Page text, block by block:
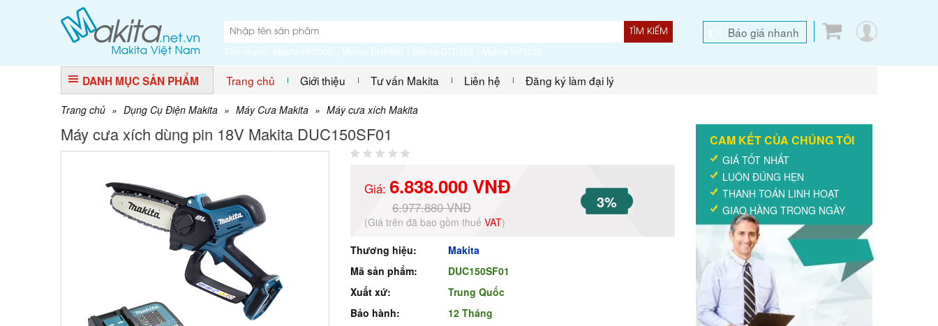
TÌM KIẾM
Tìm nhanh: Makita HP0300 Makita DHP485 Makita DTD156 Makita HP1630
Báo giá nhanh
DANH MỤC SẢN PHẨM Trang chủ Giới thiệu Tư vấn Makita Liên hệ Đăng ký làm đại lý
Trang chủ » Dụng Cụ Điện Makita » Máy Cưa Makita » Máy cưa xích Makita
Máy cưa xích dùng pin 18V Makita DUC150SF01
Giá: 6.838.000 VNĐ
6.977.880 VNĐ 3%
(Giá trên đã bao gồm thuế VAT)
Thương hiệu:
Makita
Mã sản phẩm:
DUC150SF01
Xuất xứ:
Trung Quốc
Bảo hành:
12 Tháng
CAM KẾT CỦA CHÚNG TÔI
GIÁ TỐT NHẤT
LUÔN ĐÚNG HẸN
THANH TOÁN LINH HOẠT
GIAO HÀNG TRONG NGÀY